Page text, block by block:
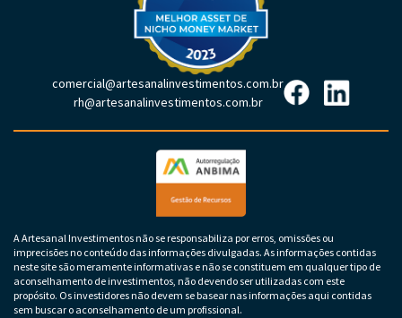
comercial@artesanalinvestimentos.com.br
rh@artesanalinvestimentos.com.br
A Artesanal Investimentos não se responsabiliza por erros, omissões ou
imprecisões no conteúdo das informações divulgadas. As informações contidas
neste site são meramente informativas e não se constituem em qualquer tipo de
aconselhamento de investimentos, não devendo ser utilizadas com este
propósito. Os investidores não devem se basear nas informações aqui contidas
sem buscar o aconselhamento de um profissional.